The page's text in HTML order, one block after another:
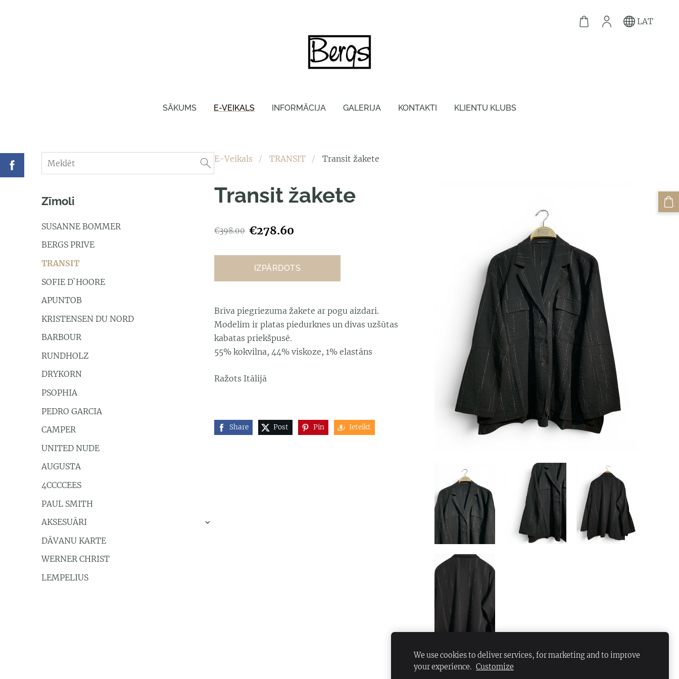
SĀKUMS E-VEIKALS INFORMĀCIJA GALERIJA KONTAKTI KLIENTU KLUBS
LAT
Zīmoli
SUSANNE BOMMER
BERGS PRIVE
TRANSIT
SOFIE D`HOORE
APUNTOB
KRISTENSEN DU NORD
BARBOUR
RUNDHOLZ
DRYKORN
PSOPHIA
PEDRO GARCIA
CAMPER
UNITED NUDE
AUGUSTA
4CCCCEES
PAUL SMITH
AKSESUĀRI
›
DĀVANU KARTE
WERNER CHRIST
LEMPELIUS
E-Veikals TRANSIT Transit žakete
Transit žakete
€398.00 €278.60
IZPĀRDOTS
Brīva piegriezuma žakete ar pogu aizdari.
Modelim ir platas piedurknes un divas uzšūtas
kabatas priekšpusē.
55% kokvilna, 44% viskoze, 1% elastāns
Ražots Itālijā
Share Post Pin Ieteikt
We use cookies to deliver services, for marketing and to improve
your experience. Customize